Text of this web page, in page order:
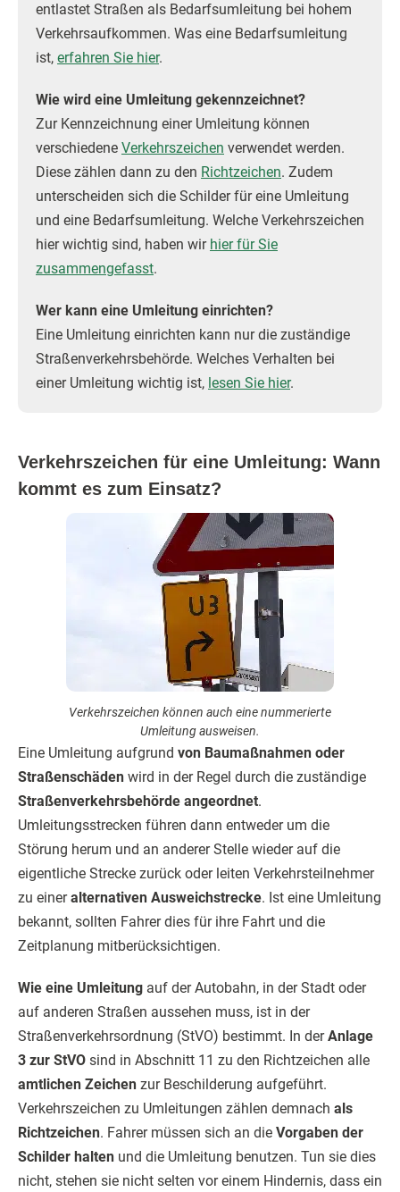
entlastet Straßen als Bedarfsumleitung bei hohem
Verkehrsaufkommen. Was eine Bedarfsumleitung
ist, erfahren Sie hier.
Wie wird eine Umleitung gekennzeichnet?
Zur Kennzeichnung einer Umleitung können
verschiedene Verkehrszeichen verwendet werden.
Diese zählen dann zu den Richtzeichen. Zudem
unterscheiden sich die Schilder für eine Umleitung
und eine Bedarfsumleitung. Welche Verkehrszeichen
hier wichtig sind, haben wir hier für Sie
zusammengefasst.
Wer kann eine Umleitung einrichten?
Eine Umleitung einrichten kann nur die zuständige
Straßenverkehrsbehörde. Welches Verhalten bei
einer Umleitung wichtig ist, lesen Sie hier.
Verkehrszeichen für eine Umleitung: Wann
kommt es zum Einsatz?
Verkehrszeichen können auch eine nummerierte
Umleitung ausweisen.
Eine Umleitung aufgrund von Baumaßnahmen oder
Straßenschäden wird in der Regel durch die zuständige
Straßenverkehrsbehörde angeordnet.
Umleitungsstrecken führen dann entweder um die
Störung herum und an anderer Stelle wieder auf die
eigentliche Strecke zurück oder leiten Verkehrsteilnehmer
zu eineralternativen Ausweichstrecke. Ist eine Umleitung
bekannt, sollten Fahrer dies für ihre Fahrt und die
Zeitplanung mitberücksichtigen.
Wie eine Umleitung auf der Autobahn, in der Stadt oder
auf anderen Straßen aussehen muss, ist in der
Straßenverkehrsordnung (StVO) bestimmt. In derAnlage
3 zur StVO sind in Abschnitt 11 zu den Richtzeichen alle
amtlichen Zeichen zur Beschilderung aufgeführt.
Verkehrszeichen zu Umleitungen zählen demnach als
Richtzeichen. Fahrer müssen sich an die Vorgaben der
Schilder halten und die Umleitung benutzen. Tun sie dies
nicht, stehen sie nicht selten vor einem Hindernis, dass ein